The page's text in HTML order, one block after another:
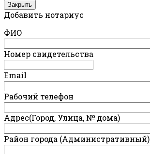
Закрыть
Добавить нотариус
ФИО
Номер свидетельства
Email
Рабочий телефон
Адрес(Город, Улица, № дома)
Район города (Административный)